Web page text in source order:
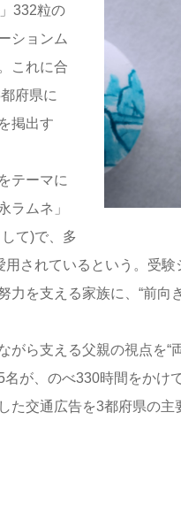
332粒の
ションム
これに合
府県に
掲出す
テーマに
ラムネ」
て)で、多
用されているという。受
を支える家族に、“前向
ら支える父親の視点を“
名が、のべ330時間をか
た交通広告を3都府県の